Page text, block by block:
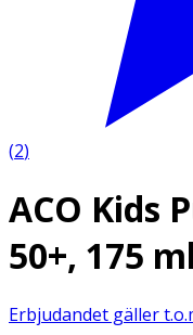
(2)
ACO Kids
50+, 175 ml
Erbjudandet gäller